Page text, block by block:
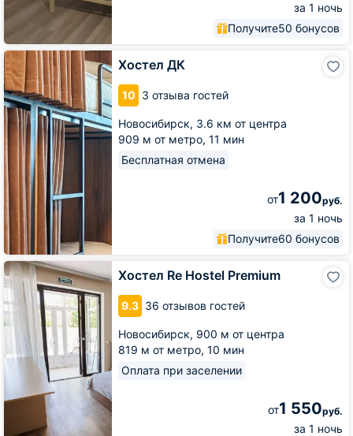
за 1 ночь
Получите50 бонусов
Хостел ДК
10 3 отзыва гостей
Новосибирск, 3.6 км от центра
909 м от метро, 11 мин
Бесплатная отмена
от1 200руб.
за 1 ночь
Получите60 бонусов
Хостел
ДК
Хостел Re Hostel Premium
9.3 36 отзывов гостей
Новосибирск, 900 м от центра
819 м от метро, 10 мин
Оплата при заселении
от1 550руб.
за 1 ночь
Хостел
Re
Hostel
Premium